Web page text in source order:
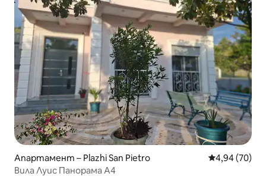
Апартамент – Plazhi San Pietro Средна
4,94 (70)
Вила Луис Панорама A4